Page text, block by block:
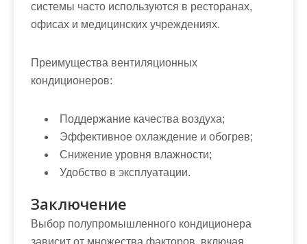
системы часто используются в ресторанах,
офисах и медицинских учреждениях.
Преимущества вентиляционных
кондиционеров:
Поддержание качества воздуха;
Эффективное охлаждение и обогрев;
Снижение уровня влажности;
Удобство в эксплуатации.
Заключение
Выбор полупромышленного кондиционера
зависит от множества факторов, включая